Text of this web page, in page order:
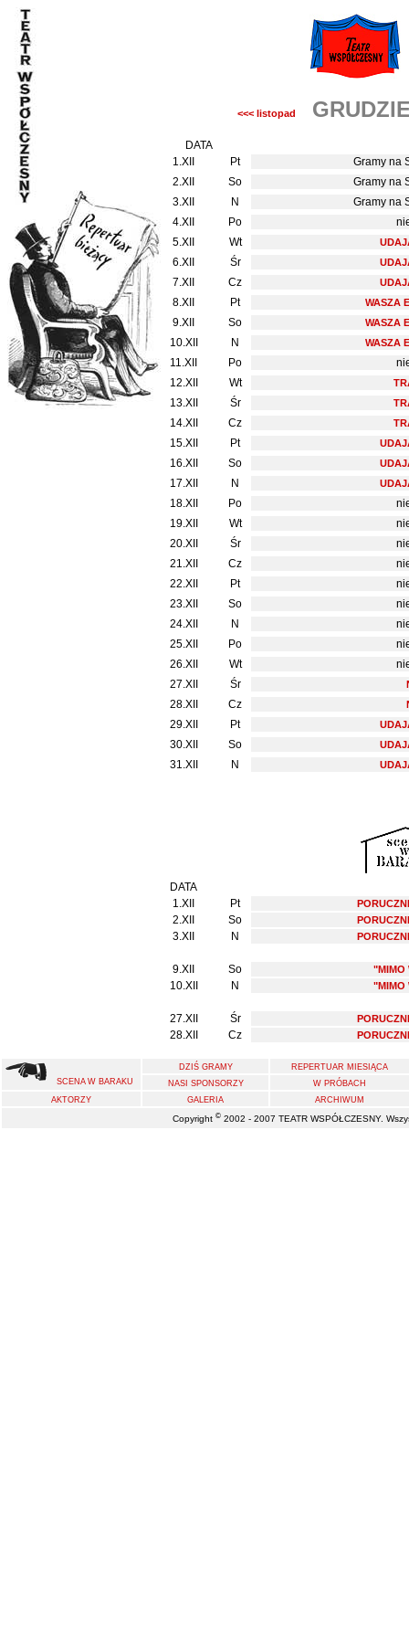
<<< listopad
DATA
1.XII
Pt
Gramy na
2.XII
So
Gramy na
3.XII
N
Gramy na
4.XII
Po
5.XII
Wt
6.XII Śr
7.XII Cz
8.XII Pt WASZA
9.XII So WASZA
10.XII N WASZA
11.XII Po
12.XII
Wt
13.XII Śr
14.XII Cz
15.XII Pt
16.XII So
17.XII N
18.XII Po
19.XII
Wt
20.XII
Śr
21.XII
Cz
22.XII
Pt
23.XII
So
24.XII
N
25.XII
Po
26.XII
Wt
27.XII
Śr
28.XII Cz
29.XII Pt
30.XII So
31.XII N
DATA
1.XII
Pt
2.XII So
3.XII N
9.XII So "MIMO
10.XII N "MIMO
27.XII Śr
28.XII Cz
SCENA W BARAKU
DZIŚ GRAMY
REPERTUAR MIESIĄCA
NASI SPONSORZY
W PRÓBACH
AKTORZY
GALERIA ARCHIWUM
Copyright © 2002 - 2007 TEATR WSPÓŁCZESNY.